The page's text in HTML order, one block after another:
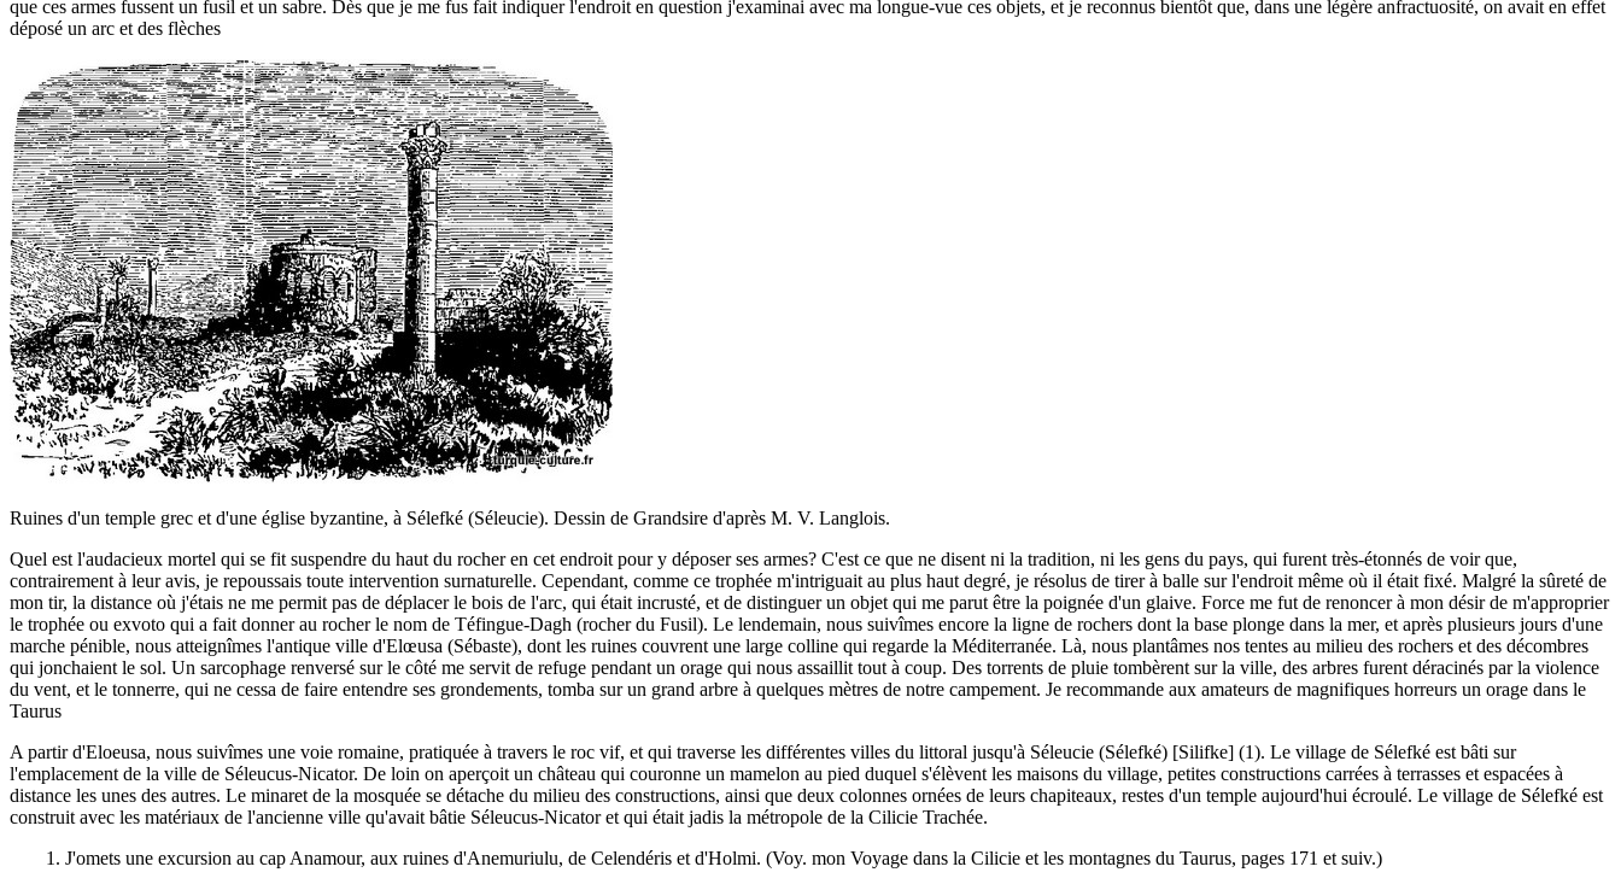
que ces armes fussent un fusil et un sabre. Dès que je me fus fait indiquer l'endroit en question j'examinai avec ma longue-vue ces objets, et je reconnus bientôt que, dans une légère anfractuosité, on avait en effet
déposé un arc et des flèches
Ruines d'un temple grec et d'une église byzantine, à Sélefké (Séleucie). Dessin de Grandsire d'après M. V. Langlois.
Quel est l'audacieux mortel qui se fit suspendre du haut du rocher en cet endroit pour y déposer ses armes? C'est ce que ne disent ni la tradition, ni les gens du pays, qui furent très-étonnés de voir que,
contrairement à leur avis, je repoussais toute intervention surnaturelle. Cependant, comme ce trophée m'intriguait au plus haut degré, je résolus de tirer à balle sur l'endroit même où il était fixé. Malgré la sûreté de
mon tir, la distance où j'étais ne me permit pas de déplacer le bois de l'arc, qui était incrusté, et de distinguer un objet qui me parut être la poignée d'un glaive. Force me fut de renoncer à mon désir de m'approprier
le trophée ou exvoto qui a fait donner au rocher le nom de Téfingue-Dagh (rocher du Fusil). Le lendemain, nous suivîmes encore la ligne de rochers dont la base plonge dans la mer, et après plusieurs jours d'une
marche pénible, nous atteignîmes l'antique ville d'Elœusa (Sébaste), dont les ruines couvrent une large colline qui regarde la Méditerranée. Là, nous plantâmes nos tentes au milieu des rochers et des décombres
qui jonchaient le sol. Un sarcophage renversé sur le côté me servit de refuge pendant un orage qui nous assaillit tout à coup. Des torrents de pluie tombèrent sur la ville, des arbres furent déracinés par la violence
du vent, et le tonnerre, qui ne cessa de faire entendre ses grondements, tomba sur un grand arbre à quelques mètres de notre campement. Je recommande aux amateurs de magnifiques horreurs un orage dans le
Taurus
A partir d'Eloeusa, nous suivîmes une voie romaine, pratiquée à travers le roc vif, et qui traverse les différentes villes du littoral jusqu'à Séleucie (Sélefké) [Silifke] (1). Le village de Sélefké est bâti sur
l'emplacement de la ville de Séleucus-Nicator. De loin on aperçoit un château qui couronne un mamelon au pied duquel s'élèvent les maisons du village, petites constructions carrées à terrasses et espacées à
distance les unes des autres. Le minaret de la mosquée se détache du milieu des constructions, ainsi que deux colonnes ornées de leurs chapiteaux, restes d'un temple aujourd'hui écroulé. Le village de Sélefké est
construit avec les matériaux de l'ancienne ville qu'avait bâtie Séleucus-Nicator et qui était jadis la métropole de la Cilicie Trachée.
1. J'omets une excursion au cap Anamour, aux ruines d'Anemuriulu, de Celendéris et d'Holmi. (Voy. mon Voyage dans la Cilicie et les montagnes du Taurus, pages 171 et suiv.)